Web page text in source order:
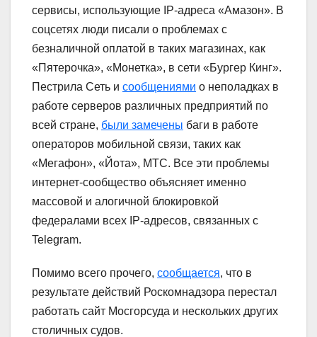
сервисы, использующие IP-адреса «Амазон». В
соцсетях люди писали о проблемах с
безналичной оплатой в таких магазинах, как
«Пятерочка», «Монетка», в сети «Бургер Кинг».
Пестрила Сеть и сообщениями о неполадках в
работе серверов различных предприятий по
всей стране, были замечены баги в работе
операторов мобильной связи, таких как
«Мегафон», «Йота», МТС. Все эти проблемы
интернет-сообщество объясняет именно
массовой и алогичной блокировкой
федералами всех IP-адресов, связанных с
Telegram.
Помимо всего прочего, сообщается, что в
результате действий Роскомнадзора перестал
работать сайт Мосгорсуда и нескольких других
столичных судов.